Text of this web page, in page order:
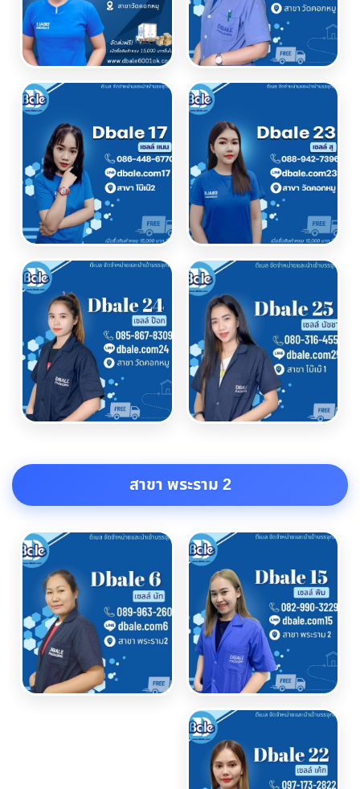
สาขา พระราม 2